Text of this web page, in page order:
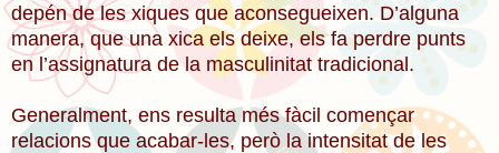
depén de les xiques que aconsegueixen. D’alguna
manera, que una xica els deixe, els fa perdre punts
en l’assignatura de la masculinitat tradicional.
Generalment, ens resulta més fàcil començar
relacions que acabar-les, però la intensitat de les